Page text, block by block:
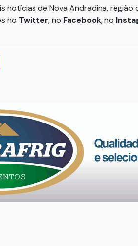
de Nova Andradina, região
no Twitter, no Facebook, no